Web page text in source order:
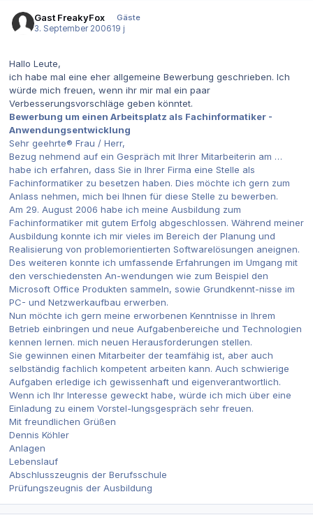
Gast FreakyFox
Gäste
3. September 200619 j
Hallo Leute,
ich habe mal eine eher allgemeine Bewerbung geschrieben. Ich
würde mich freuen, wenn ihr mir mal ein paar
Verbesserungsvorschläge geben könntet.
Bewerbung um einen Arbeitsplatz als Fachinformatiker -
Anwendungsentwicklung
Sehr geehrte® Frau / Herr,
Bezug nehmend auf ein Gespräch mit Ihrer Mitarbeiterin am …
habe ich erfahren, dass Sie in Ihrer Firma eine Stelle als
Fachinformatiker zu besetzen haben. Dies möchte ich gern zum
Anlass nehmen, mich bei Ihnen für diese Stelle zu bewerben.
Am 29. August 2006 habe ich meine Ausbildung zum
Fachinformatiker mit gutem Erfolg abgeschlossen. Während meiner
Ausbildung konnte ich mir vieles im Bereich der Planung und
Realisierung von problemorientierten Softwarelösungen aneignen.
Des weiteren konnte ich umfassende Erfahrungen im Umgang mit
den verschiedensten An-wendungen wie zum Beispiel den
Microsoft Office Produkten sammeln, sowie Grundkennt-nisse im
PC- und Netzwerkaufbau erwerben.
Nun möchte ich gern meine erworbenen Kenntnisse in Ihrem
Betrieb einbringen und neue Aufgabenbereiche und Technologien
kennen lernen. mich neuen Herausforderungen stellen.
Sie gewinnen einen Mitarbeiter der teamfähig ist, aber auch
selbständig fachlich kompetent arbeiten kann. Auch schwierige
Aufgaben erledige ich gewissenhaft und eigenverantwortlich.
Wenn ich Ihr Interesse geweckt habe, würde ich mich über eine
Einladung zu einem Vorstel-lungsgespräch sehr freuen.
Mit freundlichen Grüßen
Dennis Köhler
Anlagen
Lebenslauf
Abschlusszeugnis der Berufsschule
Prüfungszeugnis der Ausbildung